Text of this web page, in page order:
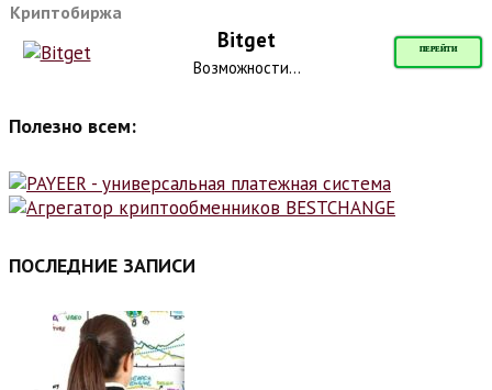
Криптобиржа
Bitget ПЕРЕЙТИ
Возможности...
Полезно всем:
ПОСЛЕДНИЕ ЗАПИСИ